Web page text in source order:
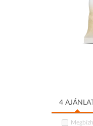
4 AJÁNLAT